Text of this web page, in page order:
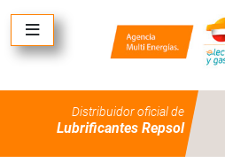
Distribuidor oficial de
Lubrificantes Repsol